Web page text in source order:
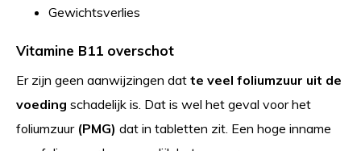
Gewichtsverlies
Vitamine B11 overschot
Er zijn geen aanwijzingen dat te veel foliumzuur uit de
voeding schadelijk is. Dat is wel het geval voor het
foliumzuur (PMG) dat in tabletten zit. Een hoge inname